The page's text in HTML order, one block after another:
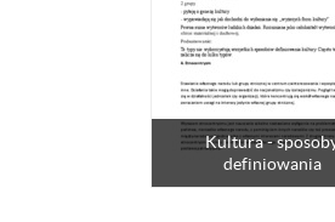
Kultura -
definiowania